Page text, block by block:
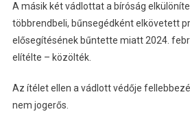
A másik két vádlottat a bíróság
többrendbeli, bűnsegédként elkövetett
elősegítésének bűntette miatt 2024.
elítélte – közölték.
Az ítélet ellen a vádlott védője
nem jogerős.